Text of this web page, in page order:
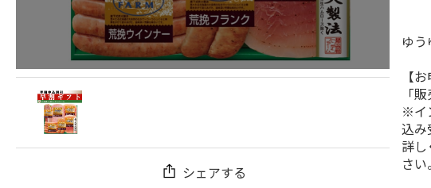
シェアする
ゆ
【
「
※イ
込み
詳
さい。